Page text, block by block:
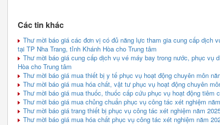
Các tin khác
Thư mời báo giá các đơn vị có đủ năng lực tham gia cung cấp dịch
tại TP Nha Trang, tỉnh Khánh Hòa cho Trung tâm
Thư mời báo giá cung cấp dịch vụ vé máy bay trong nước, phục vụ
Hòa cho Trung tâm
Thư mời báo giá mua thiết bị y tế phục vụ hoạt động chuyên môn
Thư mời báo giá mua hóa chất, vật tư phục vụ hoạt động chuyên
Thư mời báo giá mua thuốc, thuốc cấp cứu phục vụ hoạt động tiêm
Thư mời báo giá mua chủng chuẩn phục vụ công tác xét nghiệm
Thư mời báo giá trang thiết bị phục vụ công tác xét nghiệm năm
Thư mời báo giá mua hóa chất phục vụ công tác xét nghiệm năm